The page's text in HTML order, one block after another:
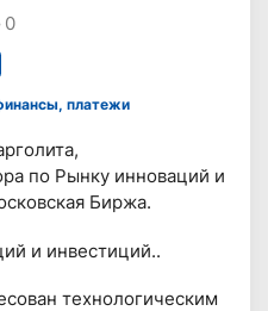
0
платежи
по Рынку инноваций и
Биржа.
и инвестиций..
технологическим